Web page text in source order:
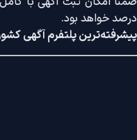
درصد خواهد بود.
پیشرفته‌ترین پلتفرم آگهی